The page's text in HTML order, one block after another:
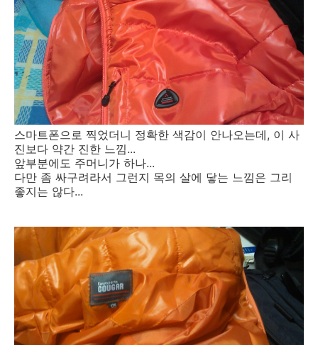
스마트폰으로 찍었더니 정확한 색감이 안나오는데, 이 사
진보다 약간 진한 느낌...
앞부분에도 주머니가 하나...
다만 좀 싸구려라서 그런지 목의 살에 닿는 느낌은 그리
좋지는 않다...